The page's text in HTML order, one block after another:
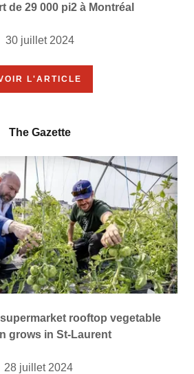
de 29 000 pi2 à Montréal
30 juillet 2024
L'ARTICLE
The Gazette
rooftop vegetable
grows in St-Laurent
28 juillet 2024